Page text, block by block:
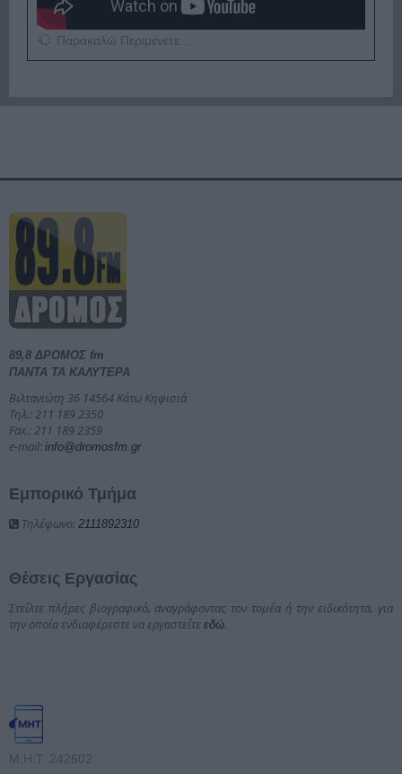
Παρακαλώ Περιμένετε...
89,8 ΔΡΟΜΟΣ fm
ΠΑΝΤΑ ΤΑ ΚΑΛΥΤΕΡΑ
Βιλτανιώτη 36 14564 Κάτω Κηφισιά
Τηλ.: 211 189 2350
Fax.: 211 189 2359
e-mail: info@dromosfm.gr
Εμπορικό Τμήμα
Τηλέφωνο: 2111892310
Θέσεις Εργασίας
Στείλτε πλήρες βιογραφικό, αναγράφοντας τον τομέα ή την ειδικότητα, για
την οποία ενδιαφέρεστε να εργαστείτε εδώ
Μ.Η.Τ. 242602